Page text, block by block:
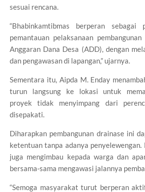
sesuai rencana.
“Bhabinkamtibmas berperan sebagai
pemantauan pelaksanaan
Anggaran Dana Desa (ADD), dengan
dan pengawasan di lapangan,” ujarnya.
Sementara itu, Aipda M. Enday
turun langsung ke lokasi untuk
proyek tidak menyimpang dari
disepakati.
Diharapkan pembangunan drainase ini
ketentuan tanpa adanya penyelewengan.
juga mengimbau kepada warga dan
bersama-sama mengawasi jalannya
“Semoga masyarakat turut berperan